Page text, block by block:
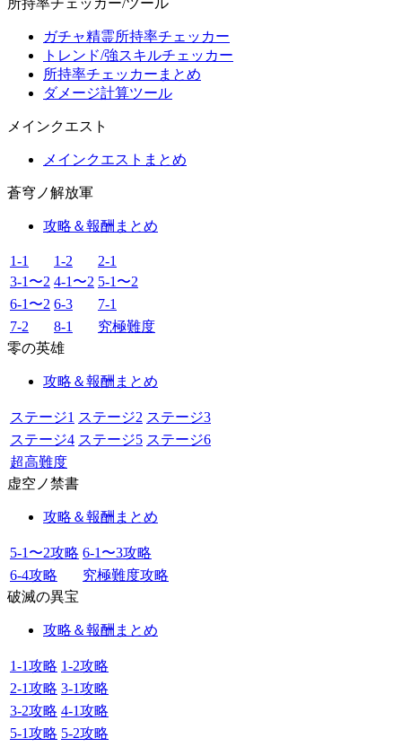
所持率チェッカー/ツール
ガチャ精霊所持率チェッカー
トレンド/強スキルチェッカー
所持率チェッカーまとめ
ダメージ計算ツール
メインクエスト
メインクエストまとめ
蒼穹ノ解放軍
攻略＆報酬まとめ
1-1 1-2
2-1
3-1〜2 4-1〜2 5-1〜2
6-1〜2 6-3
7-1
7-2
8-1
究極難度
零の英雄
攻略＆報酬まとめ
ステージ1 ステージ2 ステージ3
ステージ4 ステージ5 ステージ6
超高難度
虚空ノ禁書
攻略＆報酬まとめ
5-1〜2攻略 6-1〜3攻略
6-4攻略
究極難度攻略
破滅の異宝
攻略＆報酬まとめ
1-1攻略 1-2攻略
2-1攻略 3-1攻略
3-2攻略 4-1攻略
5-1攻略 5-2攻略